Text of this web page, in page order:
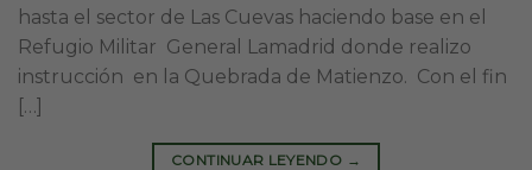
hasta el sector de Las Cuevas haciendo base en el
Refugio Militar General Lamadrid donde realizo
instrucción en la Quebrada de Matienzo. Con el fin
[…]
CONTINUAR LEYENDO →